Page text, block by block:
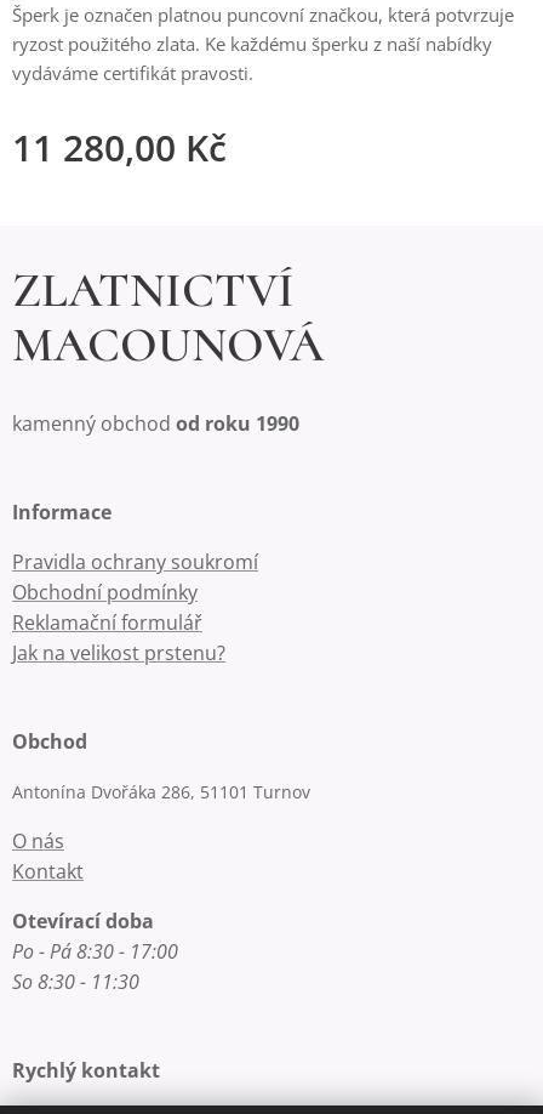
Šperk je označen platnou puncovní značkou, která potvrzuje
ryzost použitého zlata. Ke každému šperku z naší nabídky
vydáváme certifikát pravosti.
11 280,00 Kč
ZLATNICTVÍ
MACOUNOVÁ
kamenný obchod od roku 1990
Informace
Pravidla ochrany soukromí
Obchodní podmínky
Reklamační formulář
Jak na velikost prstenu?
Obchod
Antonína Dvořáka 286, 51101 Turnov
O nás
Kontakt
Otevírací doba
Po - Pá 8:30 - 17:00
So 8:30 - 11:30
Rychlý kontakt